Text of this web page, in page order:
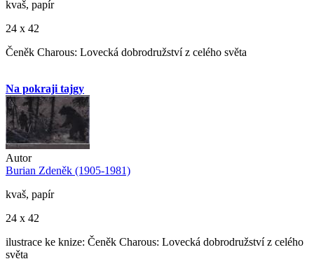
kvaš, papír
24 x 42
Čeněk Charous: Lovecká dobrodružství z celého světa
Na pokraji tajgy
Autor
Burian Zdeněk (1905-1981)
kvaš, papír
24 x 42
ilustrace ke knize: Čeněk Charous: Lovecká dobrodružství z celého
světa